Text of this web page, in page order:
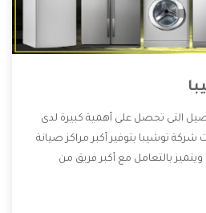
التى تحصل على أهمية كبيرة لدى
توشيبا بتوفير أكبر مراكز صيانة
بالتعامل مع أكبر فريق من